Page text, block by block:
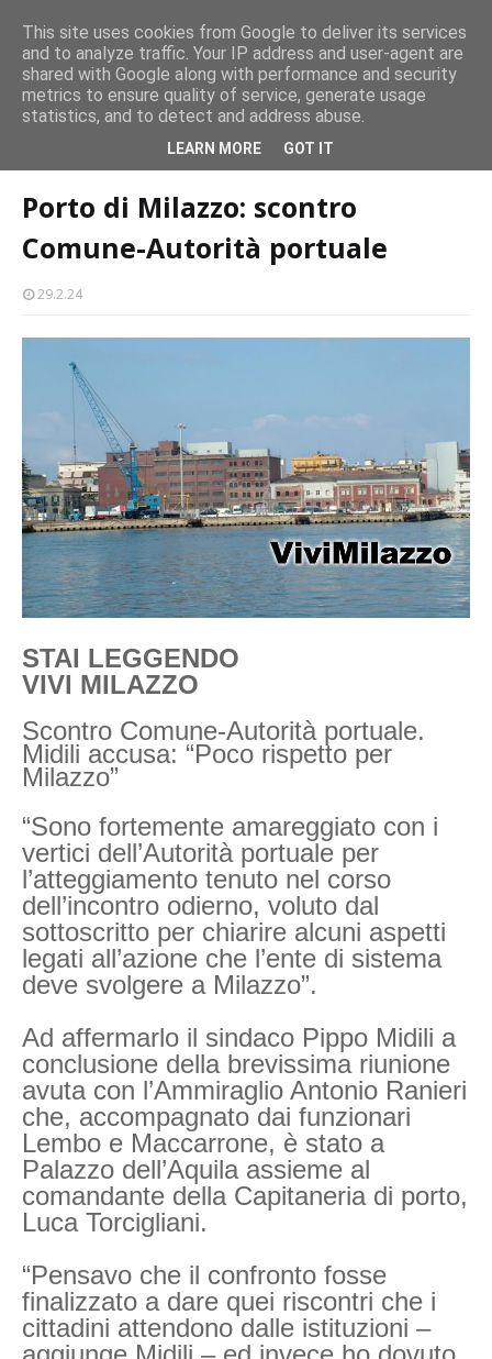
Milazzo 28ª Sagra del Pesce a Vaccarella: il programma
EVENTI
porto-milazzo
Porto di Milazzo: scontro Comune-
Porto di Milazzo: scontro
Comune-Autorità portuale
29.2.24
STAI LEGGENDO
VIVI MILAZZO
Scontro Comune-Autorità portuale.
Midili accusa: “Poco rispetto per
Milazzo”
“Sono fortemente amareggiato con i
vertici dell’Autorità portuale per
l’atteggiamento tenuto nel corso
dell’incontro odierno, voluto dal
sottoscritto per chiarire alcuni aspetti
legati all’azione che l’ente di sistema
deve svolgere a Milazzo”.
Ad affermarlo il sindaco Pippo Midili a
conclusione della brevissima riunione
avuta con l’Ammiraglio Antonio Ranieri
che, accompagnato dai funzionari
Lembo e Maccarrone, è stato a
Palazzo dell’Aquila assieme al
comandante della Capitaneria di porto,
Luca Torcigliani.
“Pensavo che il confronto fosse
finalizzato a dare quei riscontri che i
cittadini attendono dalle istituzioni –
This site uses cookies from Google to deliver its services
and to analyze traffic. Your IP address and user-agent are
shared with Google along with performance and security
metrics to ensure quality of service, generate usage
statistics, and to detect and address abuse.
LEARN MORE GOT IT